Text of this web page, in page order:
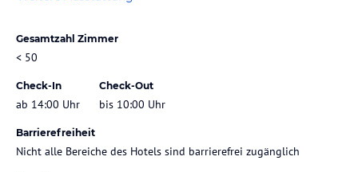
Gesamtzahl Zimmer
< 50
Check-In
ab 14:00 Uhr
Check-Out
bis 10:00 Uhr
Barrierefreiheit
Nicht alle Bereiche des Hotels sind barrierefrei zugänglich